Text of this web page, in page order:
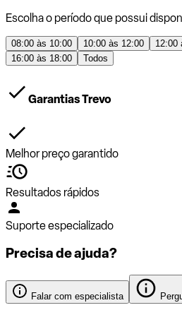
Escolha o período que possui
08:00 às 10:00 10:00 às 12:00 12:00
16:00 às 18:00
Todos
Garantias Trevo
Melhor preço garantido
Resultados rápidos
Suporte especializado
Precisa de ajuda?
Falar com especialista